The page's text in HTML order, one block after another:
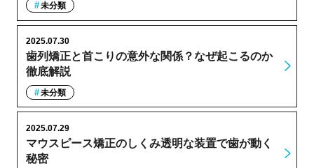
未分類
歯列矯正と首こりの意外な関係？なぜ起こるのか
徹底解説
2025.07.30
未分類
マウスピース矯正のしくみ透明な装置で歯が動く
秘密
2025.07.29